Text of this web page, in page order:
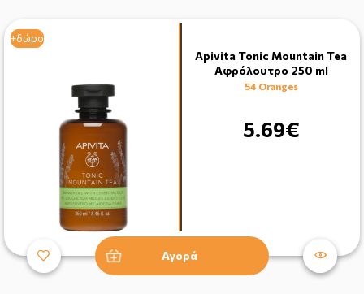
+δώρο
+δώρο
Apivita Tonic Mountain Tea
Αφρόλουτρο 250 ml
54 Oranges
5.69€
Αγορά